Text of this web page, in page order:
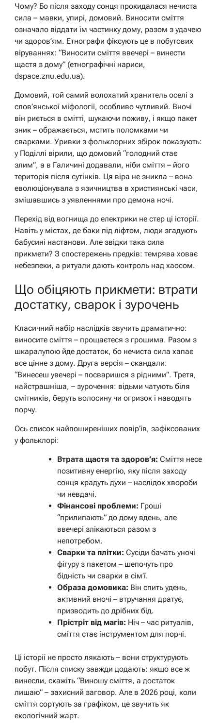
Чому? Бо після заходу сонця прокидалася нечиста
сила – мавки, упирі, домовий. Виносити сміття
означало віддати їм частинку дому, разом з удачею
чи здоров’ям. Етнографи фіксують це в побутових
віруваннях: “Виносити сміття ввечері – винести
щастя з дому” (етнографічні нариси,
dspace.znu.edu.ua).
Домовий, той самий волохатий хранитель оселі з
слов’янської міфології, особливо чутливий. Вночі
він риється в смітті, шукаючи поживу, і якщо пакет
зник – ображається, мстить поломками чи
сварками. Уривки з фольклорних збірок показують:
у Поділлі вірили, що домовий “голодний стає
злим”, а в Галичині додавали, ніби сміття – його
територія після сутінків. Ця віра не зникла – вона
еволюціонувала з язичництва в християнські часи,
змішавшись з уявленнями про демона ночі.
Перехід від вогнища до електрики не стер ці історії.
Навіть у містах, де баки під ліфтом, люди згадують
бабусині настанови. Але звідки така сила
прикмети? З спостережень предків: темрява ховає
небезпеки, а ритуали дають контроль над хаосом.
Що обіцяють прикмети: втрати
достатку, сварок і зурочень
Класичний набір наслідків звучить драматично:
виносите сміття – прощаєтеся з грошима. Разом з
шкаралупою йде достаток, бо нечиста сила хапає
все цінне з дому. Друга версія – скандали:
“Винесеш увечері – посваришся з рідними”. Третя,
найстрашніша, – зурочення: відьми чатують біля
смітників, беруть волосину чи огризок і наводять
порчу.
Ось список найпоширеніших повір’їв, зафіксованих
у фольклорі:
Втрата щастя та здоров’я: Сміття несе
позитивну енергію, яку після заходу
сонця крадуть духи – наслідок хвороби
чи невдачі.
Фінансові проблеми: Гроші
“прилипають” до дому вдень, але
ввечері злікаються разом з
непотребом.
Сварки та плітки: Сусіди бачать уночі
фігуру з пакетом – шепочуть про
бідність чи сварки в сім’ї.
Образа домовика: Він спить удень,
активний вночі – втручання дратує,
призводить до дрібних бід.
Прістріт від магів: Ніч – час ритуалів,
сміття стає інструментом для порчі.
Ці історії не просто лякають – вони структурують
побут. Після списку завжди додають: якщо все ж
винесли, скажіть “Виношу сміття, а достаток
лишаю” – захисний заговор. Але в 2026 році, коли
сміття сортують за графіком, це звучить як
екологічний жарт.